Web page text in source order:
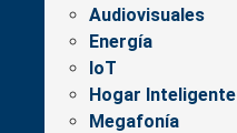
Audiovisuales
Energía
IoT
Hogar Inteligente
Megafonía